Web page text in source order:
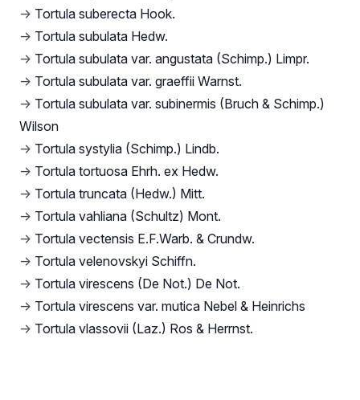
→ Tortula suberecta Hook.
→ Tortula subulata Hedw.
→ Tortula subulata var. angustata (Schimp.) Limpr.
→ Tortula subulata var. graeffii Warnst.
→ Tortula subulata var. subinermis (Bruch & Schimp.)
Wilson
→ Tortula systylia (Schimp.) Lindb.
→ Tortula tortuosa Ehrh. ex Hedw.
→ Tortula truncata (Hedw.) Mitt.
→ Tortula vahliana (Schultz) Mont.
→ Tortula vectensis E.F.Warb. & Crundw.
→ Tortula velenovskyi Schiffn.
→ Tortula virescens (De Not.) De Not.
→ Tortula virescens var. mutica Nebel & Heinrichs
→ Tortula vlassovii (Laz.) Ros & Herrnst.